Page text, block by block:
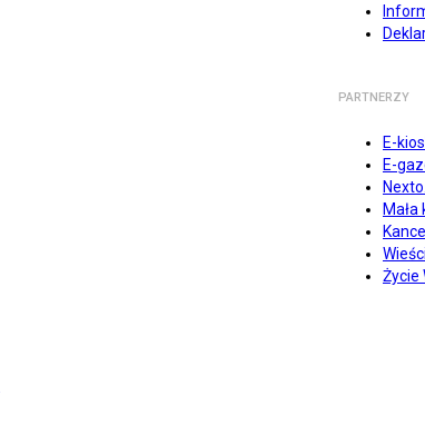
PARTNERZY
E-
E-
Życie